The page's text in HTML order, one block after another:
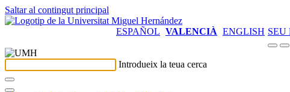
Saltar al contingut principal
ESPAÑOL VALENCIÀ ENGLISH SEU
Introdueix la teua cerca